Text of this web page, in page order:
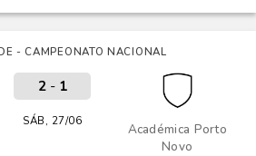
- CAMPEONATO NACIONAL
Académica Porto
Novo
2- 1
SÁB, 27/06